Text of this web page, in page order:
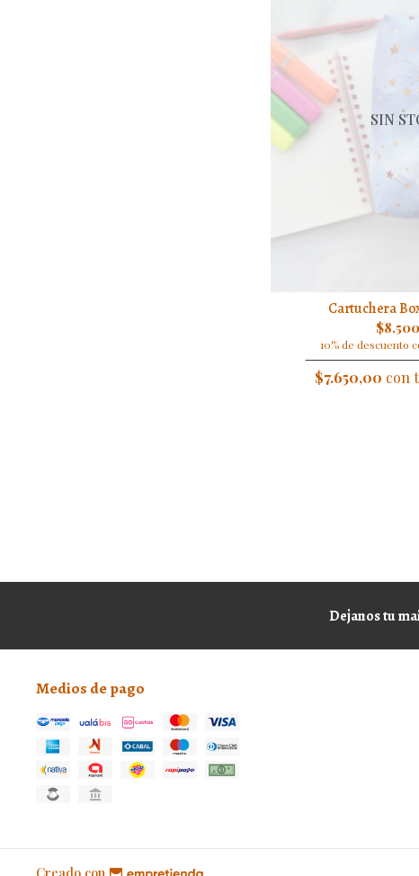
SIN
Cartuchera
10% de descuento
$7.650,00 con
Dejanos tu
Medios de pago